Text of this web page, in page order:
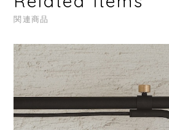
関連商品